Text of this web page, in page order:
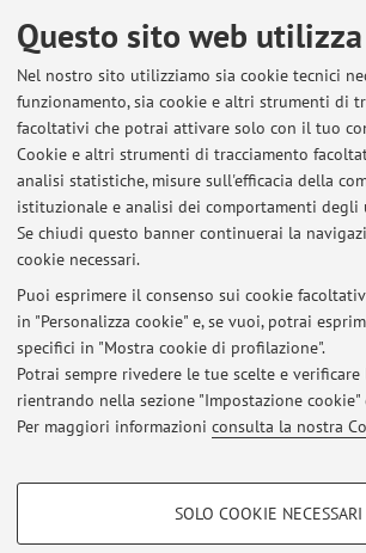
Questo sito web
Nel nostro sito utilizziamo sia cookie tecnici
funzionamento, sia cookie e altri strumenti di
facoltativi che potrai attivare solo con il tuo
Cookie e altri strumenti di tracciamento
analisi statistiche, misure sull'efficacia della
istituzionale e analisi dei comportamenti degli
Se chiudi questo banner continuerai la
cookie necessari.
Puoi esprimere il consenso sui cookie
in "Personalizza cookie" e, se vuoi, potrai
specifici in "Mostra cookie di profilazione".
Potrai sempre rivedere le tue scelte e
rientrando nella sezione "Impostazione
Per maggiori informazioni consulta la nostra
COOKIE DI PROFILAZIONE - FACOLTATIVI
SOLO COOKIE NECESSARI
Bellavista, Paolo; Foschini, Luca;
Romandini, Nicolò,FlowChain: The
Learning in Industrial Internet of Things
INTERNET OF THINGS MAGAZINE»,
[articolo] Open Access
Ultimi avvisi
Al momento non sono presenti
Area riservata